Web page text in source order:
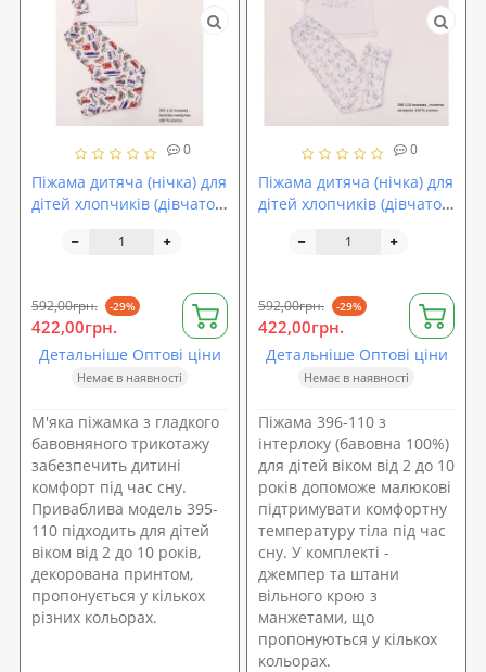
0
Піжама дитяча (нічка) для
дітей хлопчиків (дівчаток)
592,00грн. -29%
422,00грн.
Детальніше Оптові ціни
Немає в наявності
М'яка піжамка з гладкого
бавовняного трикотажу
забезпечить дитині
комфорт під час сну.
Приваблива модель 395-
110 підходить для дітей
віком від 2 до 10 років,
декорована принтом,
пропонується у кількох
різних кольорах.
0
Піжама дитяча (нічка) для
дітей хлопчиків (дівчаток)
592,00грн. -29%
422,00грн.
Детальніше Оптові ціни
Немає в наявності
Піжама 396-110 з
інтерлоку (бавовна 100%)
для дітей віком від 2 до 10
років допоможе малюкові
підтримувати комфортну
температуру тіла під час
сну. У комплекті -
джемпер та штани
вільного крою з
манжетами, що
пропонуються у кількох
кольорах.